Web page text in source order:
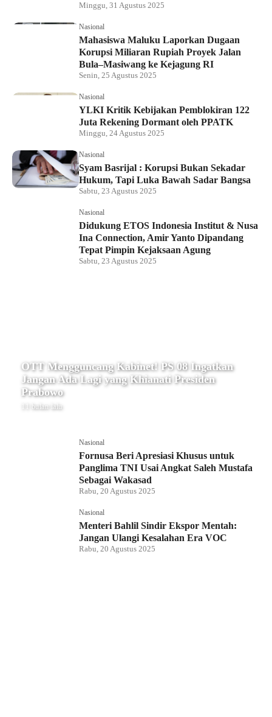
Minggu, 31 Agustus 2025
Nasional
Mahasiswa Maluku Laporkan Dugaan
Korupsi Miliaran Rupiah Proyek Jalan
Bula–Masiwang ke Kejagung RI
Senin, 25 Agustus 2025
Nasional
YLKI Kritik Kebijakan Pemblokiran 122
Juta Rekening Dormant oleh PPATK
Minggu, 24 Agustus 2025
Nasional
Syam Basrijal : Korupsi Bukan Sekadar
Hukum, Tapi Luka Bawah Sadar Bangsa
Sabtu, 23 Agustus 2025
Nasional
Didukung ETOS Indonesia Institut & Nusa
Ina Connection, Amir Yanto Dipandang
Tepat Pimpin Kejaksaan Agung
Sabtu, 23 Agustus 2025
OTT Mengguncang Kabinet! PS 08 Ingatkan
Jangan Ada Lagi yang Khianati Presiden
Prabowo
11 bulan lalu
Nasional
Fornusa Beri Apresiasi Khusus untuk
Panglima TNI Usai Angkat Saleh Mustafa
Sebagai Wakasad
Rabu, 20 Agustus 2025
Nasional
Menteri Bahlil Sindir Ekspor Mentah:
Jangan Ulangi Kesalahan Era VOC
Rabu, 20 Agustus 2025